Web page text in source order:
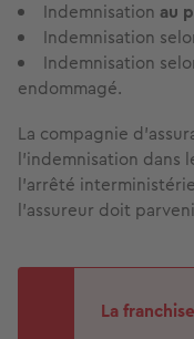
Indemnisation au
Indemnisation
Indemnisation
endommagé.
La compagnie
l’indemnisation dans
l’arrêté
l’assureur doit
La